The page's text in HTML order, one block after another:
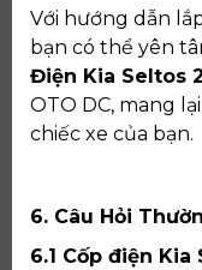
Với hướng dẫn
bạn có thể yên
Điện Kia Seltos
OTO DC, mang
chiếc xe của bạn.
6. Câu Hỏi
6.1 Cốp điện